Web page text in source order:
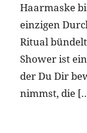
Haarmaske
einzigen
Ritual
Shower ist
der Du Dir
nimmst, die